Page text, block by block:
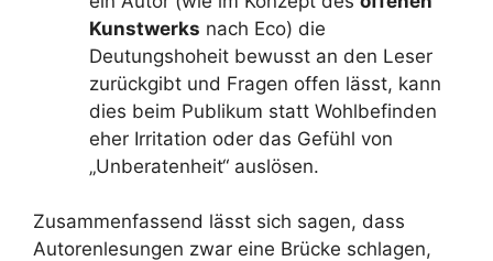
Kunstwerks nach Eco) die
Deutungshoheit bewusst an den Leser
zurückgibt und Fragen offen lässt, kann
dies beim Publikum statt Wohlbefinden
eher Irritation oder das Gefühl von
„Unberatenheit“ auslösen.
Zusammenfassend lässt sich sagen, dass
Autorenlesungen zwar eine Brücke schlagen,